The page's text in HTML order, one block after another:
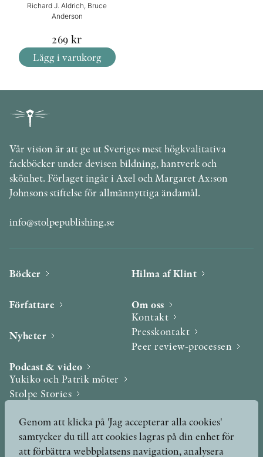
Richard J. Aldrich, Bruce
Anderson
269 kr
Lägg i varukorg
Vår vision är att ge ut Sveriges mest högkvalitativa
fackböcker under devisen bildning, hantverk och
skönhet. Förlaget ingår i Axel och Margaret Ax:son
Johnsons stiftelse för allmännyttiga ändamål.
info@stolpepublishing.se
Böcker
Författare
Nyheter
Podcast & video
Yukiko och Patrik möter
Stolpe Stories
Utmärkelser & Format
Utmärkelser
Hilma af Klint
Om oss
Kontakt
Presskontakt
Peer review-processen
Genom att klicka på 'Jag accepterar alla cookies'
samtycker du till att cookies lagras på din enhet för
att förbättra webbplatsens navigation, analysera